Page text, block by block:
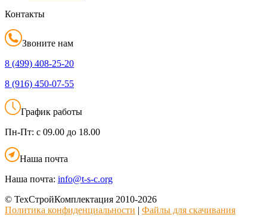
Контакты
Звоните нам
8 (499) 408-25-20
8 (916) 450-07-55
График работы
Пн-Пт: с 09.00 до 18.00
Наша почта
Наша почта: info@t-s-c.org
© ТехСтройКомплектация 2010-2026
Политика конфиденциальности
Файлы для скачивания